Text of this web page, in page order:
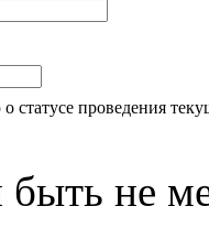
статусе проведения
не